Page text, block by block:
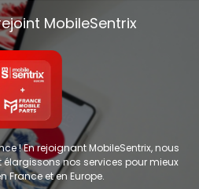
MobileSentrix
! En rejoignant MobileSentrix, nous
élargissons nos services pour mieux
France et en Europe.